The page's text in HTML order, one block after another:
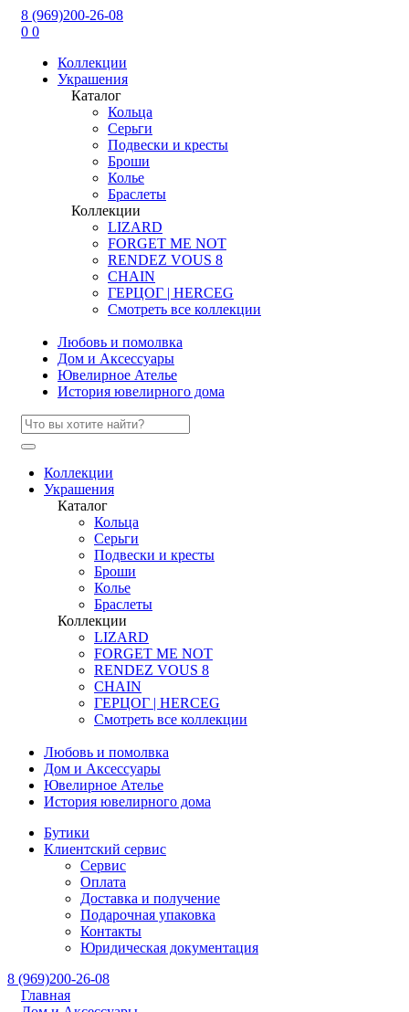
8 (969)200-26-08
0 0
Коллекции
Украшения
Каталог
Кольца
Серьги
Подвески и кресты
Броши
Колье
Браслеты
Коллекции
LIZARD
FORGET ME NOT
RENDEZ VOUS 8
CHAIN
ГЕРЦОГ | HERCEG
Смотреть все коллекции
Любовь и помолвка
Дом и Аксессуары
Ювелирное Ателье
История ювелирного дома
Коллекции
Украшения
Каталог
Кольца
Серьги
Подвески и кресты
Броши
Колье
Браслеты
Коллекции
LIZARD
FORGET ME NOT
RENDEZ VOUS 8
CHAIN
ГЕРЦОГ | HERCEG
Смотреть все коллекции
Любовь и помолвка
Дом и Аксессуары
Ювелирное Ателье
История ювелирного дома
Бутики
Клиентский сервис
Сервис
Оплата
Доставка и получение
Подарочная упаковка
Контакты
Юридическая документация
8 (969)200-26-08
Главная